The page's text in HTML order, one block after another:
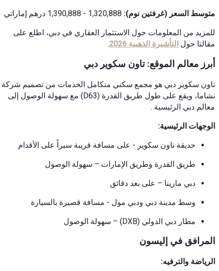
متوسط السعر (غرفتين نوم):
للمزيد من المعلومات حول الاستثمار العقاري في دبي، اطلع على
مقالنا حول التأشيرة الذهبية 2026 .
أبرز معالم الموقع: تاون سكوير دبي
تاون سكوير دبي هو مجمع سكني متكامل الخدمات من تصميم شركة
نشاما، ويقع على طول طريق القدرة (D63) مع سهولة الوصول إلى
معالم دبي الرئيسية .
الوجهات الرئيسية:
حديقة تاون سكوير - على مسافة قريبة سيراً على الأقدام
طريق القدرة وطريق الإمارات – سهولة الوصول
دبي مارينا – على بعد دقائق
وسط مدينة دبي ودبي مول - مسافة قصيرة بالسيارة
مطار دبي الدولي (DXB) – سهولة الوصول
المرافق في إليسون
الرياضة والترفيه: